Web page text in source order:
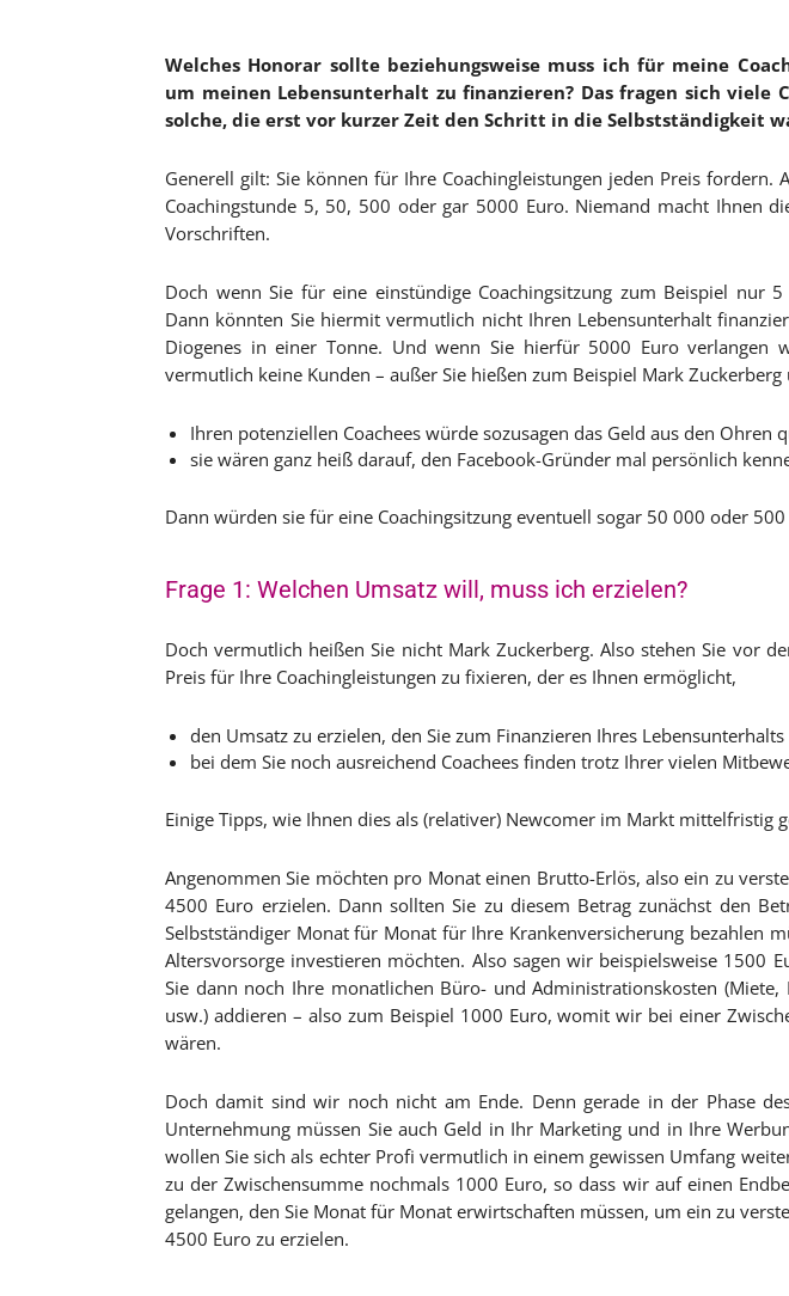
Welches Honorar sollte beziehungsweise muss ich für meine
um meinen Lebensunterhalt zu finanzieren? Das fragen sich viele
solche, die erst vor kurzer Zeit den Schritt in die Selbstständigkeit
Generell gilt: Sie können für Ihre Coachingleistungen jeden Preis fordern.
Coachingstunde 5, 50, 500 oder gar 5000 Euro. Niemand macht Ihnen
Vorschriften.
Doch wenn Sie für eine einstündige Coachingsitzung zum Beispiel nur
Dann könnten Sie hiermit vermutlich nicht Ihren Lebensunterhalt
Diogenes in einer Tonne. Und wenn Sie hierfür 5000 Euro verlangen
vermutlich keine Kunden – außer Sie hießen zum Beispiel Mark Zuckerberg
Ihren potenziellen Coachees würde sozusagen das Geld aus den Ohren
sie wären ganz heiß darauf, den Facebook-Gründer mal persönlich
Dann würden sie für eine Coachingsitzung eventuell sogar 50 000 oder
Frage 1: Welchen Umsatz will, muss ich erzielen?
Doch vermutlich heißen Sie nicht Mark Zuckerberg. Also stehen Sie vor
Preis für Ihre Coachingleistungen zu fixieren, der es Ihnen ermöglicht,
den Umsatz zu erzielen, den Sie zum Finanzieren Ihres
bei dem Sie noch ausreichend Coachees finden trotz Ihrer vielen
Einige Tipps, wie Ihnen dies als (relativer) Newcomer im Markt mittelfristig
Angenommen Sie möchten pro Monat einen Brutto-Erlös, also ein zu
4500 Euro erzielen. Dann sollten Sie zu diesem Betrag zunächst den
Selbstständiger Monat für Monat für Ihre Krankenversicherung bezahlen
Altersvorsorge investieren möchten. Also sagen wir beispielsweise 1500
Sie dann noch Ihre monatlichen Büro- und Administrationskosten (Miete,
usw.) addieren – also zum Beispiel 1000 Euro, womit wir bei einer
wären.
Doch damit sind wir noch nicht am Ende. Denn gerade in der Phase
Unternehmung müssen Sie auch Geld in Ihr Marketing und in Ihre
wollen Sie sich als echter Profi vermutlich in einem gewissen Umfang
zu der Zwischensumme nochmals 1000 Euro, so dass wir auf einen
gelangen, den Sie Monat für Monat erwirtschaften müssen, um ein zu
4500 Euro zu erzielen.